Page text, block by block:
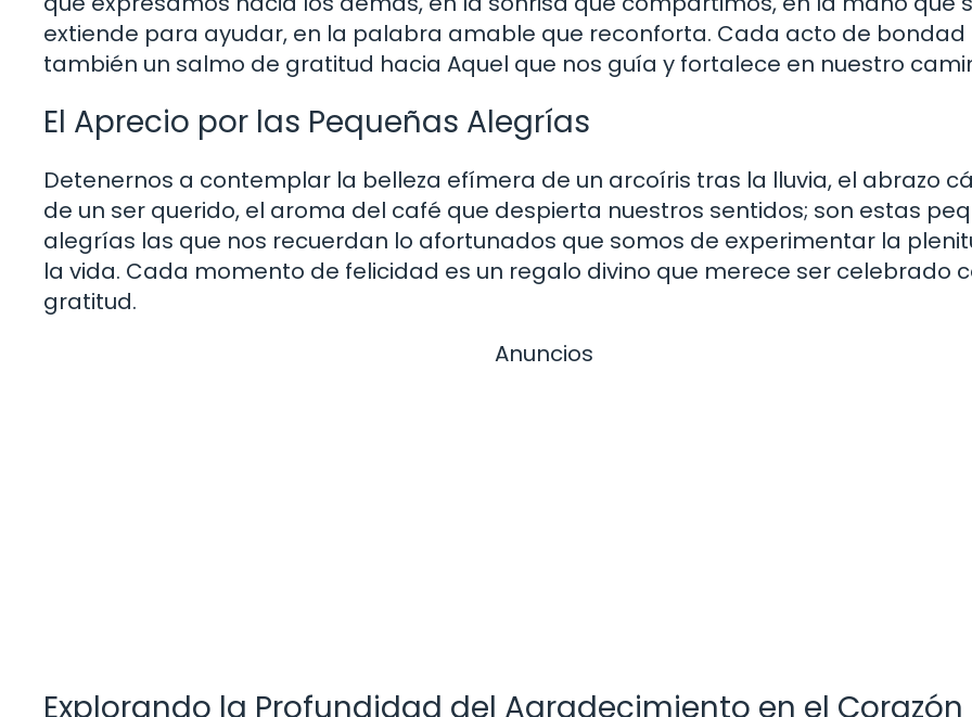
extiende para ayudar, en la palabra amable que reconforta. Cada acto de bondad
también un salmo de gratitud hacia Aquel que nos guía y fortalece en nuestro
El Aprecio por las Pequeñas Alegrías
Detenernos a contemplar la belleza efímera de un arcoíris tras la lluvia, el abrazo
de un ser querido, el aroma del café que despierta nuestros sentidos; son estas
alegrías las que nos recuerdan lo afortunados que somos de experimentar la
la vida. Cada momento de felicidad es un regalo divino que merece ser celebrado
gratitud.
Anuncios
Explorando la Profundidad del Agradecimiento en el Corazón